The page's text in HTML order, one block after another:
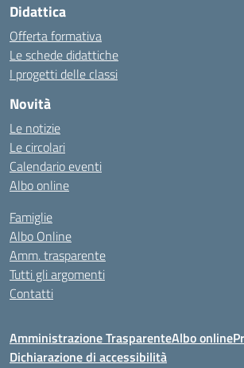
Didattica
Offerta formativa
Le schede didattiche
I progetti delle classi
Novità
Le notizie
Le circolari
Calendario eventi
Albo online
Famiglie
Albo Online
Amm. trasparente
Tutti gli argomenti
Contatti
Amministrazione TrasparenteAlbo online
Dichiarazione di accessibilità